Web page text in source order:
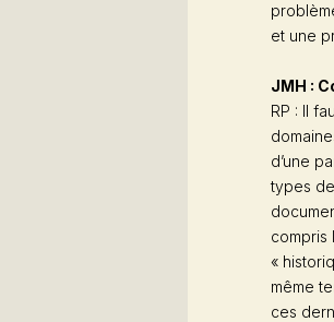
et une
JMH :
RP : Il
d’une
types
compris
«
même
ces